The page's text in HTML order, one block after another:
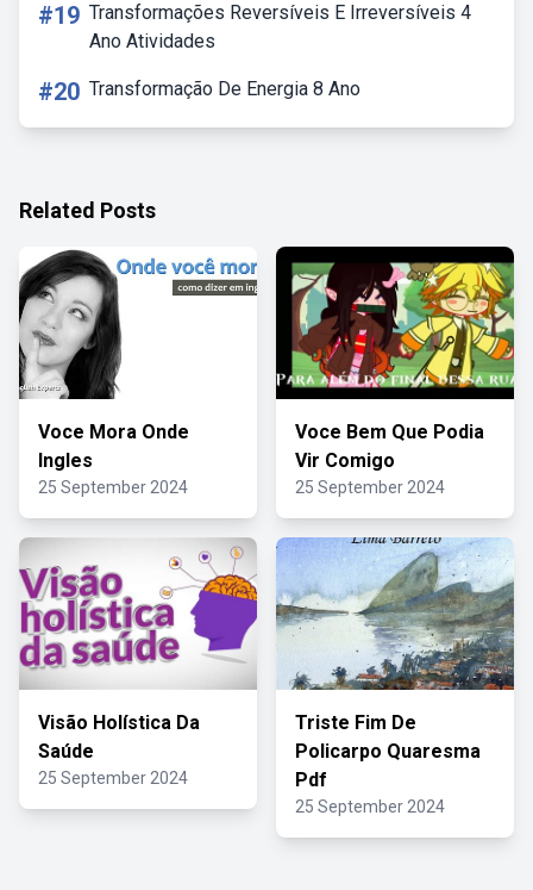
#19 Transformações Reversíveis E Irreversíveis 4
Ano Atividades
#20 Transformação De Energia 8 Ano
Related Posts
Voce Mora Onde
Ingles
25 September 2024
Voce Bem Que Podia
Vir Comigo
25 September 2024
Visão Holística Da
Saúde
25 September 2024
Triste Fim De
Policarpo Quaresma
Pdf
25 September 2024